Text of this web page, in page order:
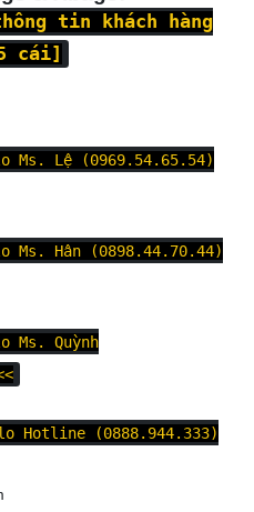
tin khách hàng
cái]
Ms. Lệ (0969.54.65.54)
Ms. Hân (0898.44.70.44)
Ms. Quỳnh
Hotline (0888.944.333)